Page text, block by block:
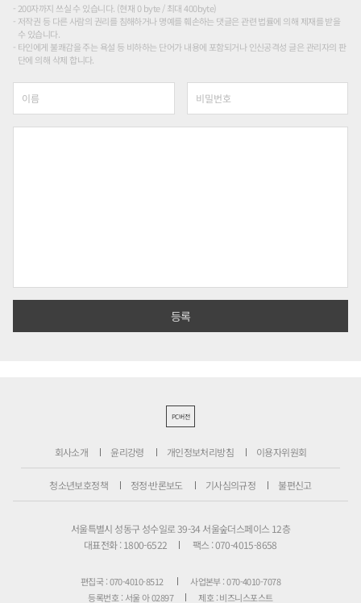
200자까지 쓰실 수 있습니다. (현재 0 byte / 최대 400byte)
저작권 등 다른 사람의 권리를 침해하거나 명예를 훼손하는 댓글은 관련 법률에 의해 제재를 받을
수 있습니다.
타인에게 불쾌감을 주는 욕설 등 비하하는 단어가 내용에 포함되거나 인신공격성 글은 관리자의 판
단에 의해 삭제 합니다.
PC버전
회사소개 윤리강령 개인정보처리방침 이용자위원회
청소년보호정책 정정·반론보도 기사심의규정 불편신고
서울특별시 성동구 성수일로 39-34 서울숲더스페이스 12층
대표전화 : 1800-6522
팩스 : 070-4015-8658
편집국 : 070-4010-8512
사업본부 : 070-4010-7078
등록번호 : 서울 아 02897
제호 : 비즈니스포스트